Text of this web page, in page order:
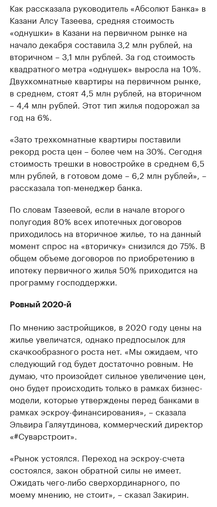
Как рассказала руководитель «Абсолют Банка» в
Казани Алсу Тазеева, средняя стоимость
«однушки» в Казани на первичном рынке на
начало декабря составила 3,2 млн рублей, на
вторичном – 3,1 млн рублей. За год стоимость
квадратного метра «однушек» выросла на 10%.
Двухкомнатные квартиры на первичном рынке,
в среднем, стоят 4,5 млн рублей, на вторичном
– 4,4 млн рублей. Этот тип жилья подорожал за
год на 6%.
«Зато трехкомнатные квартиры поставили
рекорд роста цен – более чем на 30%. Сегодня
стоимость трешки в новостройке в среднем 6,5
млн рублей, в готовом доме – 6,2 млн рублей», –
рассказала топ-менеджер банка.
По словам Тазеевой, если в начале второго
полугодия 80% всех ипотечных договоров
приходилось на вторичное жилье, то на данный
момент спрос на «вторичку» снизился до 75%. В
общем объеме договоров по приобретению в
ипотеку первичного жилья 50% приходится на
программу господдержки.
Ровный 2020-й
По мнению застройщиков, в 2020 году цены на
жилье увеличатся, однако предпосылок для
скачкообразного роста нет. «Мы ожидаем, что
следующий год будет достаточно ровным. Не
думаю, что произойдет сильное увеличение цен,
оно будет происходить только в рамках бизнес-
модели, которые утверждены перед банками в
рамках эскроу-финансирования», – сказала
Эльвира Галяутдинова, коммерческий директор
«#Суварстроит».
«Рынок устоялся. Переход на эскроу-счета
состоялся, закон обратной силы не имеет.
Ожидать чего-либо сверхординарного, по
моему мнению, не стоит», – сказал Закирин.